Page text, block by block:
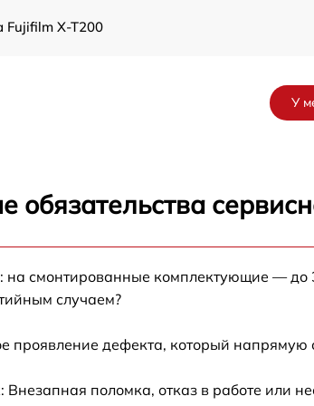
Fujifilm X-T200
X-T200
питания Fujifilm X-T200
У
обязательства
на смонтированные комплектующие — до
случаем?
проявление дефекта, который
поломка, отказ в работе или